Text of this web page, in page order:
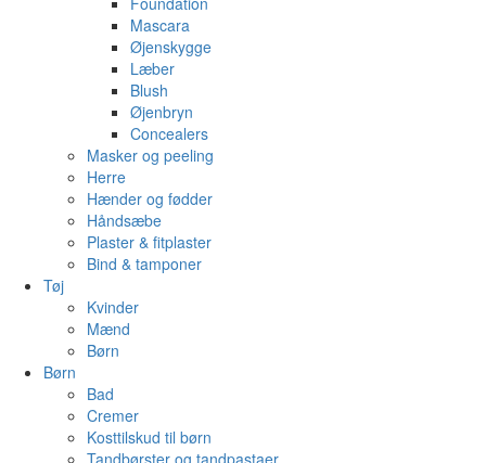
Mascara
Øjenskygge
Læber
Blush
Øjenbryn
Concealers
Masker og peeling
Herre
Hænder og fødder
Håndsæbe
Plaster & fitplaster
Bind & tamponer
Tøj
Kvinder
Mænd
Børn
Børn
Bad
Cremer
Kosttilskud til børn
Tandbørster og tandpastaer